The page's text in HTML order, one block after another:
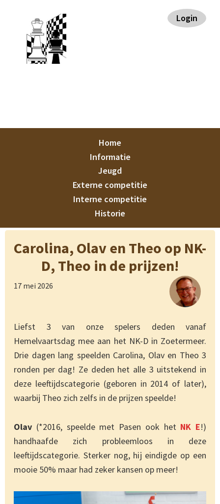
hoofdnavigatie
sidebar
voettekst
Login
Home
Informatie
Jeugd
Externe competitie
Interne competitie
Historie
Carolina, Olav en Theo op NK-
D, Theo in de prijzen!
17 mei 2026
Liefst 3 van onze spelers deden vanaf
Hemelvaartsdag mee aan het NK-D in Zoetermeer.
Drie dagen lang speelden Carolina, Olav en Theo 3
ronden per dag! Ze deden het alle 3 uitstekend in
deze leeftijdscategorie (geboren in 2014 of later),
waarbij Theo zich zelfs in de prijzen speelde!
Olav (*2016, speelde met Pasen ook het NK E!)
handhaafde zich probleemloos in deze
leeftijdscategorie. Sterker nog, hij eindigde op een
mooie 50% maar had zeker kansen op meer!